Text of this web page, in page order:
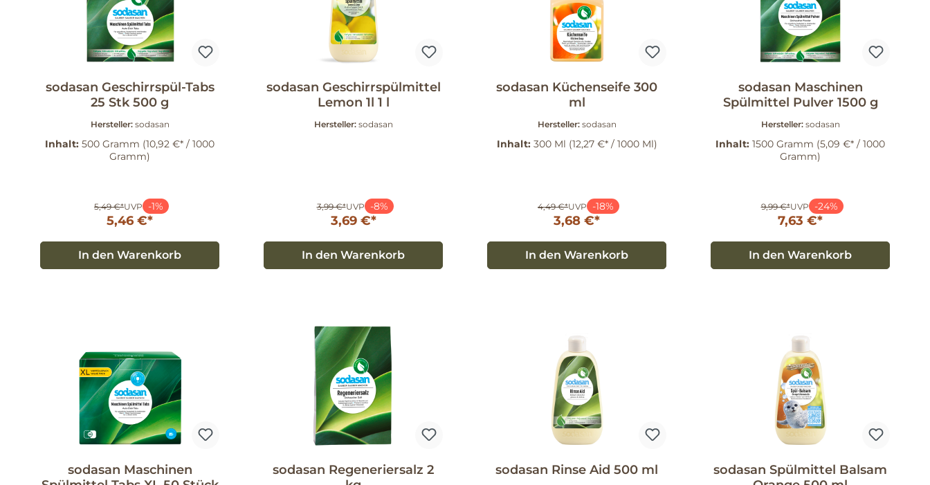
sodasan Geschirrspül-Tabs
25 Stk 500 g
Hersteller: sodasan
Inhalt: 500 Gramm (10,92 €* / 1000
Gramm)
5,49 €*UVP -1%
5,46 €*
In den Warenkorb
sodasan Geschirrspülmittel
Lemon 1l 1 l
Hersteller: sodasan
3,99 €*UVP -8%
3,69 €*
In den Warenkorb
sodasan Küchenseife 300
ml
Hersteller: sodasan
Inhalt: 300 Ml (12,27 €* / 1000 Ml)
4,49 €*UVP -18%
3,68 €*
In den Warenkorb
sodasan Maschinen
Spülmittel Pulver 1500 g
Hersteller: sodasan
Inhalt: 1500 Gramm (5,09 €* / 1000
Gramm)
9,99 €*UVP -24%
7,63 €*
In den Warenkorb
sodasan Maschinen
sodasan Regeneriersalz 2
sodasan Rinse Aid 500 ml
sodasan Spülmittel Balsam